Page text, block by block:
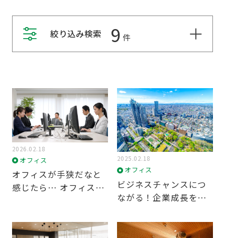
絞り込み検索 9 件
検索
カテゴリ
オフィス
2026.02.18
オフィス
オフィスが手狭だなと
感じたら… オフィス環
2025.02.18
オフィス
ビジネスチャンスにつ
ながる！企業成長をも
重要性